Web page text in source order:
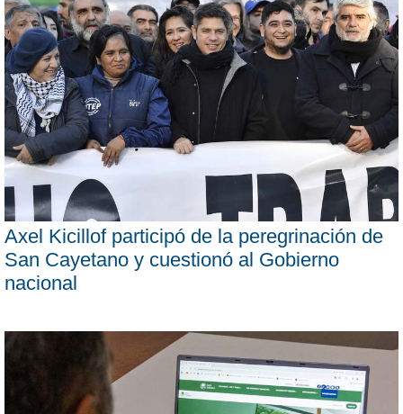
Axel Kicillof participó de la peregrinación de
San Cayetano y cuestionó al Gobierno
nacional